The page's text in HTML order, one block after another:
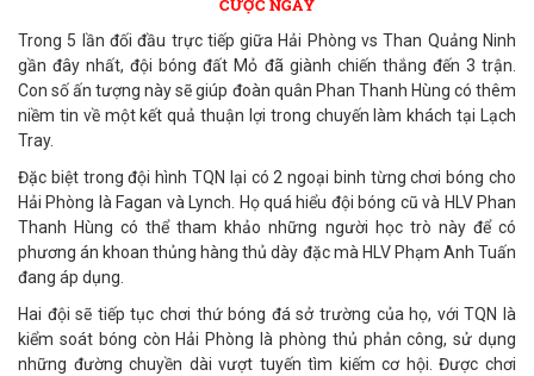
Trong 5 lần đối đầu trực tiếp giữa Hải Phòng vs Than Quảng Ninh
gần đây nhất, đội bóng đất Mỏ đã giành chiến thắng đến 3 trận.
Con số ấn tượng này sẽ giúp đoàn quân Phan Thanh Hùng có thêm
niềm tin về một kết quả thuận lợi trong chuyến làm khách tại Lạch
Tray.
Đặc biệt trong đội hình TQN lại có 2 ngoại binh từng chơi bóng cho
Hải Phòng là Fagan và Lynch. Họ quá hiểu đội bóng cũ và HLV Phan
Thanh Hùng có thể tham khảo những người học trò này để có
phương án khoan thủng hàng thủ dày đặc mà HLV Phạm Anh Tuấn
đang áp dụng.
Hai đội sẽ tiếp tục chơi thứ bóng đá sở trường của họ, với TQN là
kiểm soát bóng còn Hải Phòng là phòng thủ phản công, sử dụng
những đường chuyền dài vượt tuyến tìm kiếm cơ hội. Được chơi